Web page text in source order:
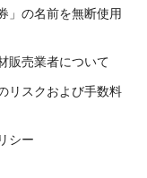
」の名前を無断使用
販売業者について
リスクおよび手数料
シー